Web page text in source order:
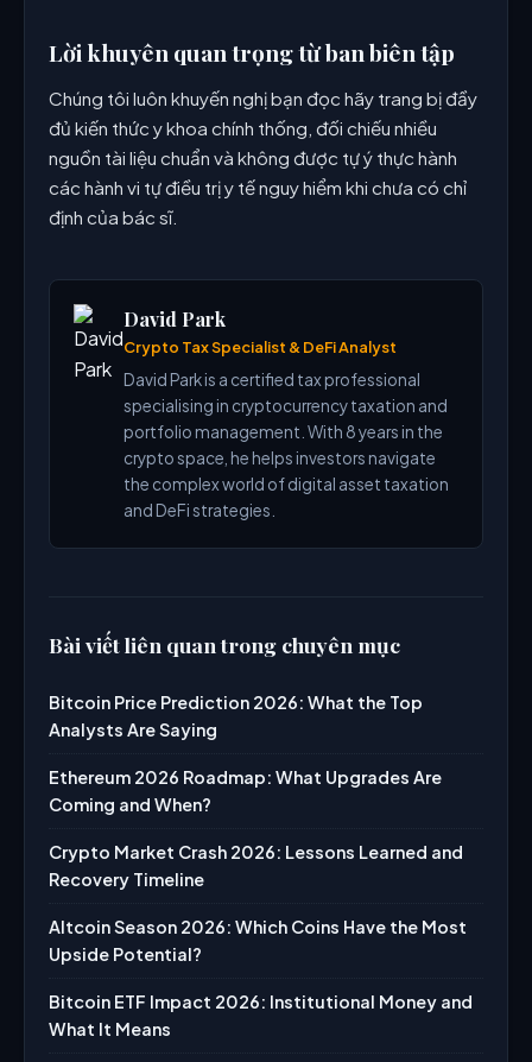
Lời khuyên quan trọng từ ban biên tập
Chúng tôi luôn khuyến nghị bạn đọc hãy trang bị đầy
đủ kiến thức y khoa chính thống, đối chiếu nhiều
nguồn tài liệu chuẩn và không được tự ý thực hành
các hành vi tự điều trị y tế nguy hiểm khi chưa có chỉ
định của bác sĩ.
David Park
Crypto Tax Specialist & DeFi Analyst
David Park is a certified tax professional
specialising in cryptocurrency taxation and
portfolio management. With 8 years in the
crypto space, he helps investors navigate
the complex world of digital asset taxation
and DeFi strategies.
Bài viết liên quan trong chuyên mục
Bitcoin Price Prediction 2026: What the Top
Analysts Are Saying
Ethereum 2026 Roadmap: What Upgrades Are
Coming and When?
Crypto Market Crash 2026: Lessons Learned and
Recovery Timeline
Altcoin Season 2026: Which Coins Have the Most
Upside Potential?
Bitcoin ETF Impact 2026: Institutional Money and
What It Means